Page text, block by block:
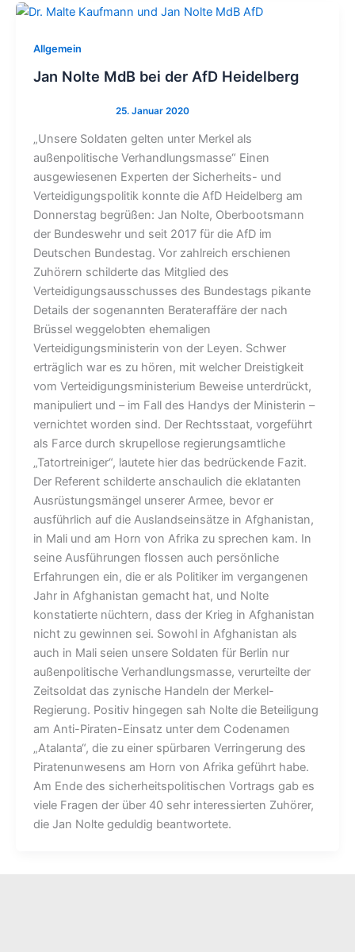
Allgemein
Jan Nolte MdB bei der AfD Heidelberg
„Unsere Soldaten gelten unter Merkel als
außenpolitische Verhandlungsmasse“ Einen
ausgewiesenen Experten der Sicherheits- und
Verteidigungspolitik konnte die AfD Heidelberg am
Donnerstag begrüßen: Jan Nolte, Oberbootsmann
der Bundeswehr und seit 2017 für die AfD im
Deutschen Bundestag. Vor zahlreich erschienen
Zuhörern schilderte das Mitglied des
Verteidigungsausschusses des Bundestags pikante
Details der sogenannten Berateraffäre der nach
Brüssel weggelobten ehemaligen
Verteidigungsministerin von der Leyen. Schwer
erträglich war es zu hören, mit welcher Dreistigkeit
vom Verteidigungsministerium Beweise unterdrückt,
manipuliert und – im Fall des Handys der Ministerin –
vernichtet worden sind. Der Rechtsstaat, vorgeführt
als Farce durch skrupellose regierungsamtliche
„Tatortreiniger“, lautete hier das bedrückende Fazit.
Der Referent schilderte anschaulich die eklatanten
Ausrüstungsmängel unserer Armee, bevor er
ausführlich auf die Auslandseinsätze in Afghanistan,
in Mali und am Horn von Afrika zu sprechen kam. In
seine Ausführungen flossen auch persönliche
Erfahrungen ein, die er als Politiker im vergangenen
Jahr in Afghanistan gemacht hat, und Nolte
konstatierte nüchtern, dass der Krieg in Afghanistan
nicht zu gewinnen sei. Sowohl in Afghanistan als
auch in Mali seien unsere Soldaten für Berlin nur
außenpolitische Verhandlungsmasse, verurteilte der
Zeitsoldat das zynische Handeln der Merkel-
Regierung. Positiv hingegen sah Nolte die Beteiligung
am Anti-Piraten-Einsatz unter dem Codenamen
„Atalanta“, die zu einer spürbaren Verringerung des
Piratenunwesens am Horn von Afrika geführt habe.
Am Ende des sicherheitspolitischen Vortrags gab es
viele Fragen der über 40 sehr interessierten Zuhörer,
die Jan Nolte geduldig beantwortete.